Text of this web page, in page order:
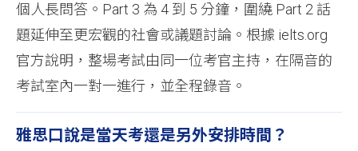
個人長問答。Part 3 為 4 到 5 分鐘，圍繞 Part 2 話
題延伸至更宏觀的社會或議題討論。根據 ielts.org
官方說明，整場考試由同一位考官主持，在隔音的
考試室內一對一進行，並全程錄音。
雅思口說是當天考還是另外安排時間？